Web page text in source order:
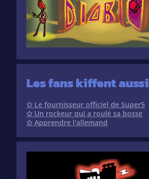
Les fans kiffent aussi
✩ Le fournisseur officiel de Super5
✩ Un rockeur qui a roulé sa bosse
✩ Apprendre l'allemand